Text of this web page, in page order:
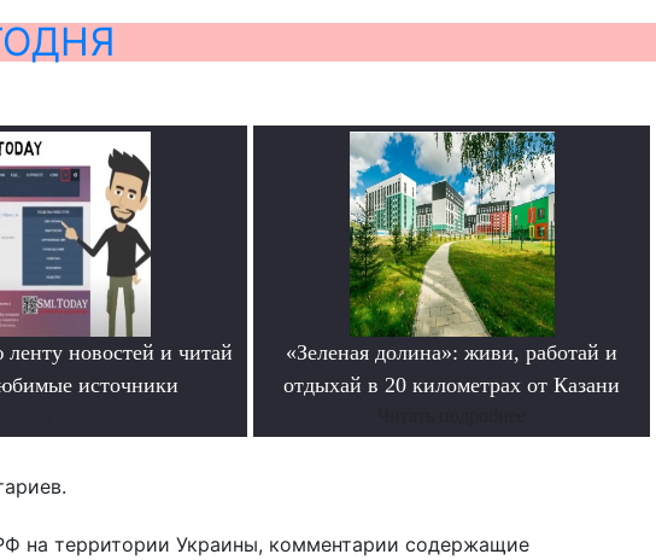
новостей и читай
источники
«Зеленая долина»: живи, работай и
отдыхай в 20 километрах от Казани
на территории Украины, комментарии содержащие